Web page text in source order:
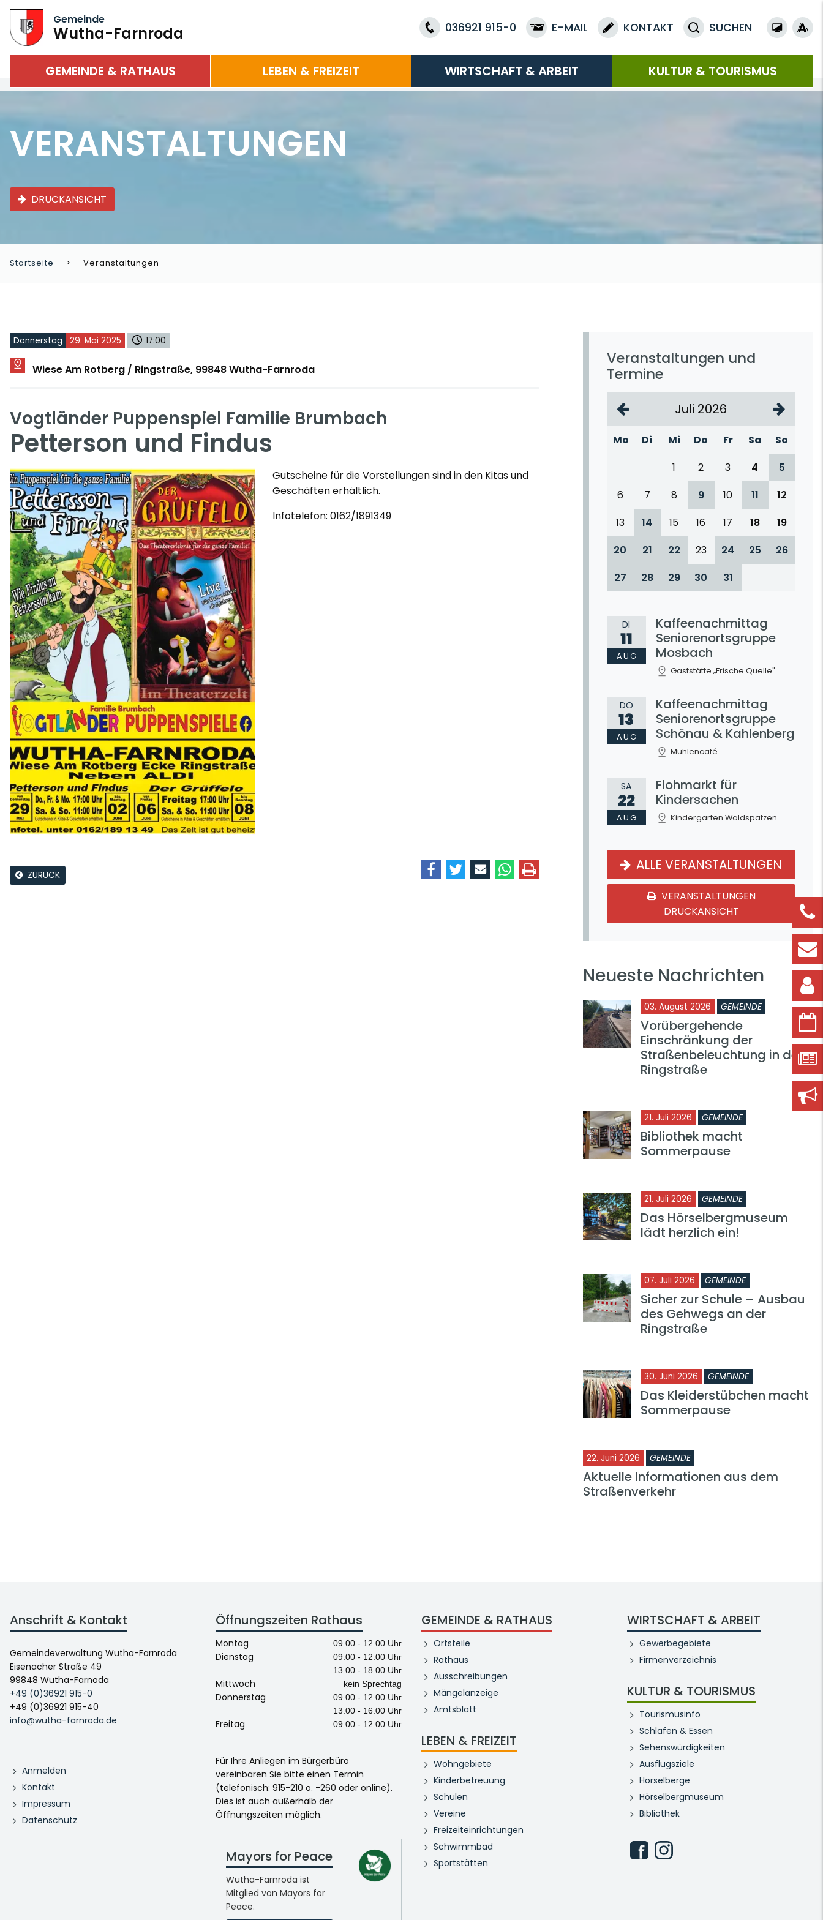
Gemeinde
Wutha-Farnroda 036921 915-0 E-MAIL KONTAKT SUCHEN
GEMEINDE & RATHAUS LEBEN & FREIZEIT WIRTSCHAFT & ARBEIT KULTUR & TOURISMUS
VERANSTALTUNGEN
DRUCKANSICHT
Startseite Veranstaltungen
Donnerstag 29. Mai 2025 17:00
Wiese Am Rotberg / Ringstraße, 99848 Wutha-Farnroda
Vogtländer Puppenspiel Familie Brumbach
Petterson und Findus
Gutscheine für die Vorstellungen sind in den Kitas und
Geschäften erhältlich.
Infotelefon: 0162/1891349
ZURÜCK
Veranstaltungen und
Termine
Juli 2026
Mo Di Mi Do Fr Sa
So
1
2 3 4
5
6
7 8 9 10 11
12
13
14 15 16 17 18
19
20
21 22 23 24 25
26
27
28 29 30 31
DI
11
AUG
Kaffeenachmittag
Seniorenortsgruppe
Mosbach
Gaststätte „Frische Quelle"
DO
13
AUG
Kaffeenachmittag
Seniorenortsgruppe
Schönau & Kahlenberg
Mühlencafé
SA
22
AUG
Flohmarkt für
Kindersachen
Kindergarten Waldspatzen
ALLE VERANSTALTUNGEN
VERANSTALTUNGEN
DRUCKANSICHT
Neueste Nachrichten
03. August 2026 GEMEINDE
Vorübergehende
Einschränkung der
Straßenbeleuchtung in der
Ringstraße
21. Juli 2026 GEMEINDE
Bibliothek macht
Sommerpause
21. Juli 2026 GEMEINDE
Das Hörselbergmuseum
lädt herzlich ein!
07. Juli 2026 GEMEINDE
Sicher zur Schule – Ausbau
des Gehwegs an der
Ringstraße
30. Juni 2026 GEMEINDE
Das Kleiderstübchen macht
Sommerpause
22. Juni 2026 GEMEINDE
Aktuelle Informationen aus dem
Straßenverkehr
Anschrift & Kontakt
Gemeindeverwaltung Wutha-Farnroda
Eisenacher Straße 49
99848 Wutha-Farnoda
+49 (0)36921 915-0
+49 (0)36921 915-40
info@wutha-farnroda.de
Anmelden
Kontakt
Impressum
Datenschutz
Öffnungszeiten Rathaus
Montag 09.00 - 12.00 Uhr
Dienstag
09.00 - 12.00 Uhr
13.00 - 18.00 Uhr
Mittwoch kein Sprechtag
Donnerstag
09.00 - 12.00 Uhr
13.00 - 16.00 Uhr
Freitag 09.00 - 12.00 Uhr
Für Ihre Anliegen im Bürgerbüro
vereinbaren Sie bitte einen Termin
(telefonisch: 915-210 o. -260 oder online).
Dies ist auch außerhalb der
Öffnungszeiten möglich.
Mayors for Peace
Wutha-Farnroda ist
Mitglied von Mayors for
Peace.
GEMEINDE & RATHAUS
Ortsteile
Rathaus
Ausschreibungen
Mängelanzeige
Amtsblatt
LEBEN & FREIZEIT
Wohngebiete
Kinderbetreuung
Schulen
Vereine
Freizeiteinrichtungen
Schwimmbad
Sportstätten
WIRTSCHAFT & ARBEIT
Gewerbegebiete
Firmenverzeichnis
KULTUR & TOURISMUS
Tourismusinfo
Schlafen & Essen
Sehenswürdigkeiten
Ausflugsziele
Hörselberge
Hörselbergmuseum
Bibliothek